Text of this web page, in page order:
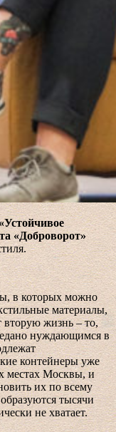
«Доброворот»
в которых можно
материалы,
вторую жизнь – то,
нуждающимся в
контейнеры уже
местах Москвы, и
их по всему
тысячи
не хватает.